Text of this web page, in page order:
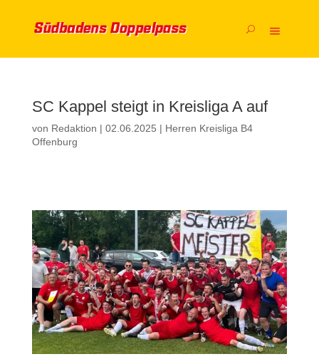
SC Kappel steigt in Kreisliga A auf
von Redaktion | 02.06.2025 | Herren Kreisliga B4
Offenburg